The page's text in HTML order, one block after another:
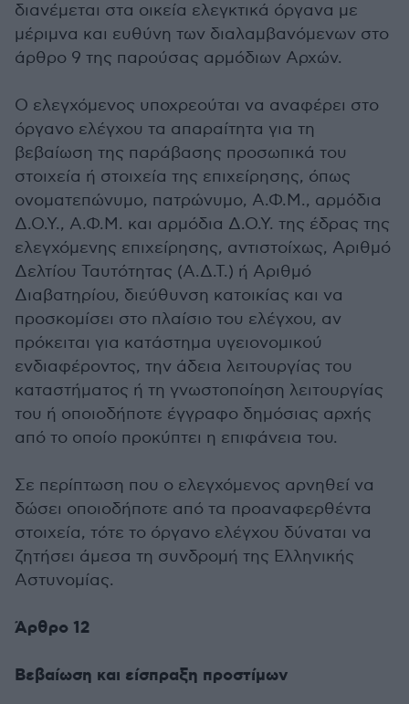
διανέμεται στα οικεία ελεγκτικά όργανα με
μέριμνα και ευθύνη των διαλαμβανόμενων στο
άρθρο 9 της παρούσας αρμόδιων Αρχών.
Ο ελεγχόμενος υποχρεούται να αναφέρει στο
όργανο ελέγχου τα απαραίτητα για τη
βεβαίωση της παράβασης προσωπικά του
στοιχεία ή στοιχεία της επιχείρησης, όπως
ονοματεπώνυμο, πατρώνυμο, Α.Φ.Μ., αρμόδια
Δ.Ο.Υ., Α.Φ.Μ. και αρμόδια Δ.Ο.Υ. της έδρας της
ελεγχόμενης επιχείρησης, αντιστοίχως, Αριθμό
Δελτίου Ταυτότητας (Α.Δ.Τ.) ή Αριθμό
Διαβατηρίου, διεύθυνση κατοικίας και να
προσκομίσει στο πλαίσιο του ελέγχου, αν
πρόκειται για κατάστημα υγειονομικού
ενδιαφέροντος, την άδεια λειτουργίας του
καταστήματος ή τη γνωστοποίηση λειτουργίας
του ή οποιοδήποτε έγγραφο δημόσιας αρχής
από το οποίο προκύπτει η επιφάνεια του.
Σε περίπτωση που ο ελεγχόμενος αρνηθεί να
δώσει οποιοδήποτε από τα προαναφερθέντα
στοιχεία, τότε το όργανο ελέγχου δύναται να
ζητήσει άμεσα τη συνδρομή της Ελληνικής
Αστυνομίας.
Άρθρο 12
Βεβαίωση και είσπραξη προστίμων